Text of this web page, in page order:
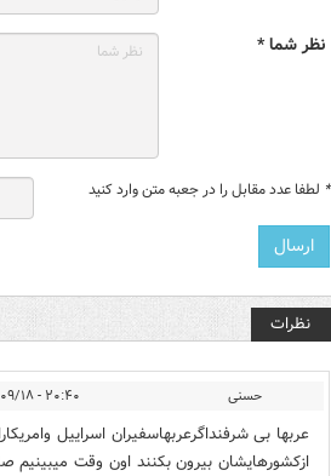
نظر شما *
* لطفا عدد مقابل را در جعبه متن وارد کنید
نظرات
حسنی ۲۰:۴۰ - ۱۴۰۲/۰۹/۱۸
عربها بی شرفنداگرعربهاسفیران اسراییل
ازکشورهایشان بیرون بکنند اون وقت میبینیم